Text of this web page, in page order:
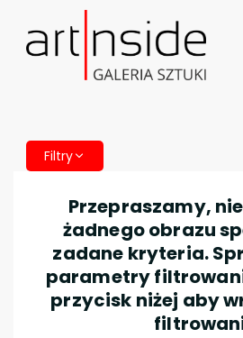
Filtry
Przepraszamy,
żadnego obrazu
zadane kryteria.
parametry
przycisk niżej aby